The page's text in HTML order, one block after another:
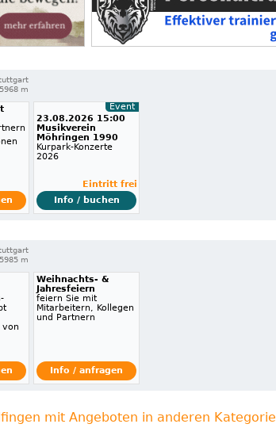
5968 m
Event
23.08.2026 15:00
Musikverein
Möhringen 1990
Kurpark-Konzerte
2026
Eintritt frei
Info / buchen
5985 m
von
Weihnachts- &
Jahresfeiern
feiern Sie mit
Mitarbeitern, Kollegen
und Partnern
Info / anfragen
mit Angeboten in anderen